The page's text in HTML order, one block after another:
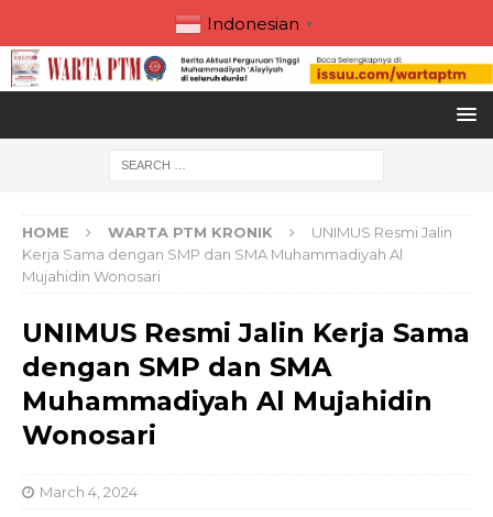
Indonesian ▼
HOME WARTA PTM KRONIK
UNIMUS Resmi Jalin
Kerja Sama dengan SMP dan SMA Muhammadiyah Al
Mujahidin Wonosari
UNIMUS Resmi Jalin Kerja Sama
dengan SMP dan SMA
Muhammadiyah Al Mujahidin
Wonosari
March 4, 2024